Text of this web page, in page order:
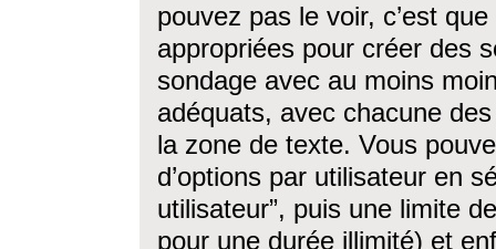
pouvez pas le voir, c’est
appropriées pour créer des
sondage avec au moins
adéquats, avec chacune
la zone de texte. Vous
d’options par utilisateur en
utilisateur”, puis une limite
pour une durée illimité) et